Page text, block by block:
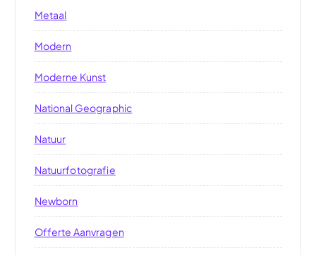
Metaal
Modern
Moderne Kunst
National Geographic
Natuur
Natuurfotografie
Newborn
Offerte Aanvragen